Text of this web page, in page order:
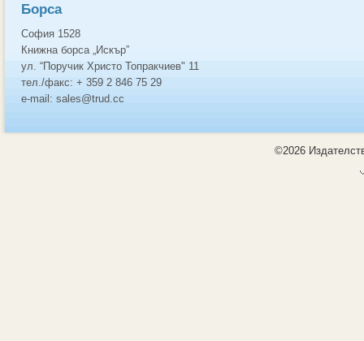
Борса
София 1528
Книжна борса „Искър”
ул. “Поручик Христо Топракчиев" 11
тел./факс: + 359 2 846 75 29
e-mail: sales@trud.cc
©2026